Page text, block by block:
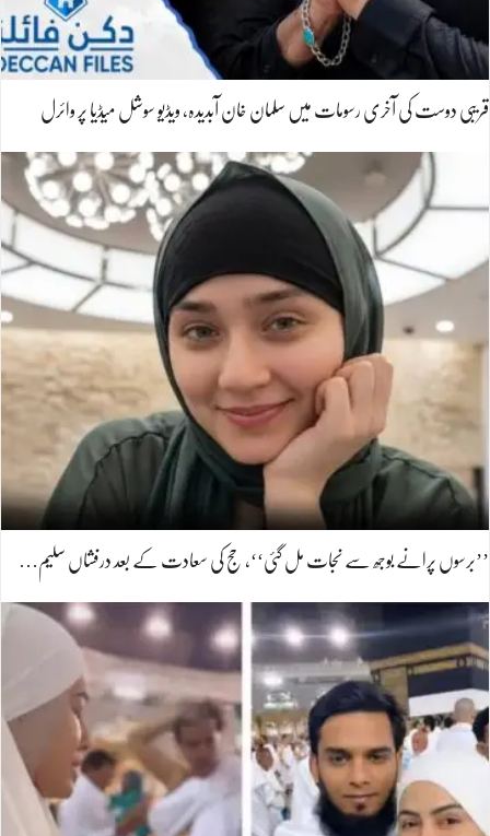
قریبی دوست کی آخری رسومات میں سلمان خان آبدیدہ، ویڈیو سوشل میڈیا پر وائرل
’’برسوں پرانے بوجھ سے نجات مل گئی‘‘، حج کی سعادت کے بعد درفشاں سلیم…